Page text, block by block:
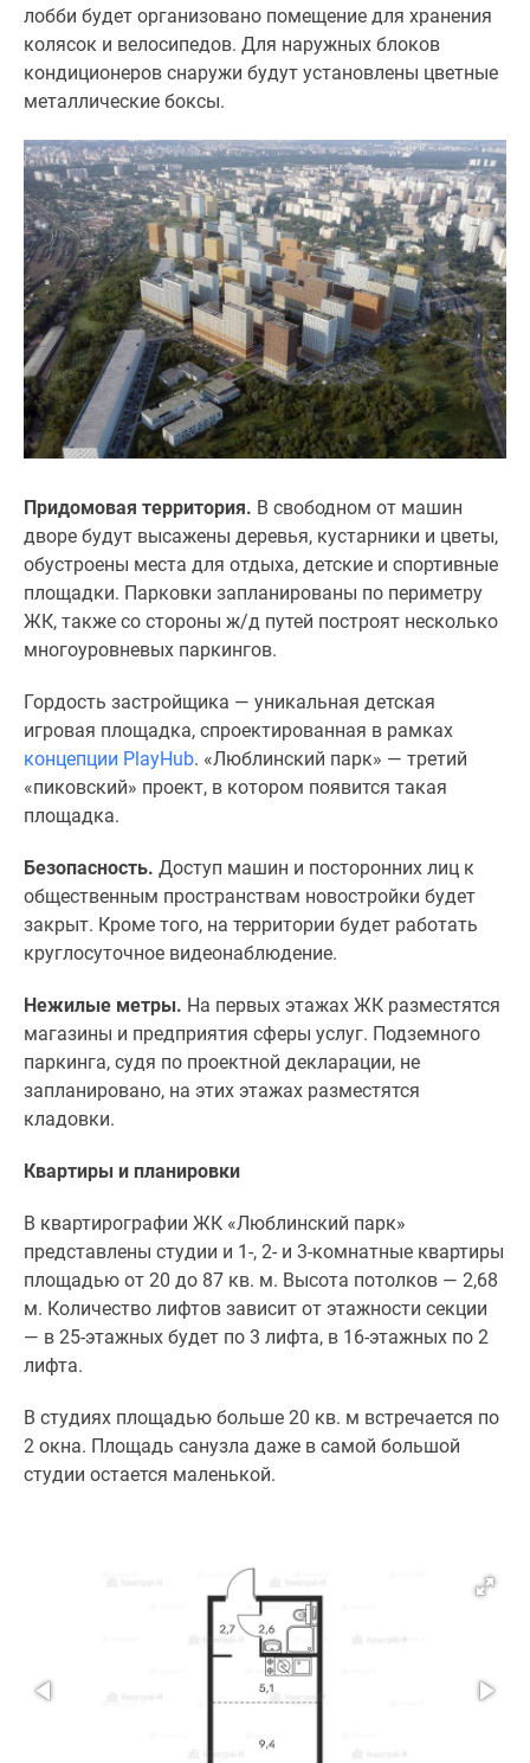
41%
Видео
360°
Субсидированная
застройщиком
Rutube
Поиск
дома
Москве
Программа
реновации
Москве
Новостройки
класса
Новостройки
бизнес-
класса
Рассрочка
Траншевая
ипотека
Дома
коттеджи
поселки
Новой
Москве
Готовые
поселки
Строящиеся
коттеджные
поселки
Коттеджные
Коттеджные
поселки
водоема
Коттеджные
поселки
ипотеку
Бизнес-
центры
лобби будет организовано помещение для хранения
колясок и велосипедов. Для наружных блоков
кондиционеров снаружи будут установлены цветные
металлические боксы.
Придомовая территория. В свободном от машин
дворе будут высажены деревья, кустарники и цветы,
обустроены места для отдыха, детские и спортивные
площадки. Парковки запланированы по периметру
ЖК, также со стороны ж/д путей построят несколько
многоуровневых паркингов.
Гордость застройщика — уникальная детская
игровая площадка, спроектированная в рамках
концепции PlayHub. «Люблинский парк» — третий
«пиковский» проект, в котором появится такая
площадка.
Безопасность. Доступ машин и посторонних лиц к
общественным пространствам новостройки будет
закрыт. Кроме того, на территории будет работать
круглосуточное видеонаблюдение.
Нежилые метры. На первых этажах ЖК разместятся
магазины и предприятия сферы услуг. Подземного
паркинга, судя по проектной декларации, не
запланировано, на этих этажах разместятся
кладовки.
Квартиры и планировки
В квартирографии ЖК «Люблинский парк»
представлены студии и 1-, 2- и 3-комнатные квартиры
площадью от 20 до 87 кв. м. Высота потолков — 2,68
м. Количество лифтов зависит от этажности секции
— в 25-этажных будет по 3 лифта, в 16-этажных по 2
лифта.
В студиях площадью больше 20 кв. м встречается по
2 окна. Площадь санузла даже в самой большой
студии остается маленькой.